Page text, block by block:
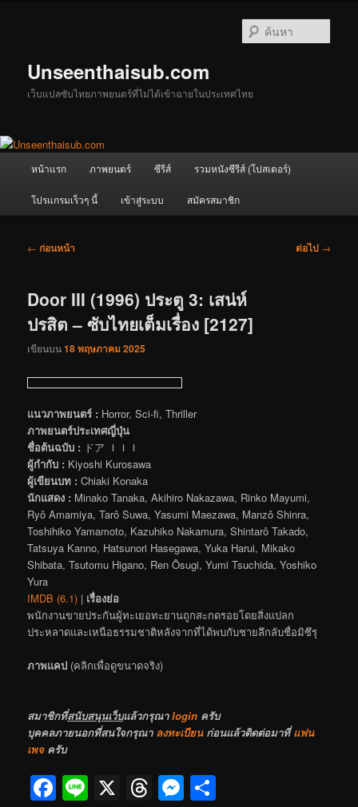
Unseenthaisub.com
เว็บแปลซับไทยภาพยนตร์ที่ไม่ได้เข้าฉายในประเทศไทย
หน้าแรก ภาพยนตร์ ซีรีส์ รวมหนังซีรีส์ (โปสเตอร์)
โปรแกรมเร็วๆ นี้ เข้าสู่ระบบ สมัครสมาชิก
เมนู
← ก่อนหน้า ต่อไป →
Door III (1996) ประตู 3: เสน่ห์
ปรสิต – ซับไทยเต็มเรื่อง [2127]
เขียนบน18 พฤษภาคม 2025
แนวภาพยนตร์ : Horror, Sci-fi, Thriller
ภาพยนตร์ประเทศญี่ปุ่น
ชื่อต้นฉบับ : ドア ＩＩＩ
ผู้กำกับ : Kiyoshi Kurosawa
ผู้เขียนบท : Chiaki Konaka
นักแสดง : Minako Tanaka, Akihiro Nakazawa, Rinko Mayumi,
Ryô Amamiya, Tarô Suwa, Yasumi Maezawa, Manzô Shinra,
Toshihiko Yamamoto, Kazuhiko Nakamura, Shintarô Takado,
Tatsuya Kanno, Hatsunori Hasegawa, Yuka Harui, Mikako
Shibata, Tsutomu Higano, Ren Ôsugi, Yumi Tsuchida, Yoshiko
Yura
IMDB (6.1) | เรื่องย่อ
พนักงานขายประกันผู้ทะเยอทะยานถูกสะกดรอยโดยสิ่งแปลก
ประหลาดและเหนือธรรมชาติหลังจากที่ได้พบกับชายลึกลับชื่อมิซึรุ
ภาพแคป (คลิกเพื่อดูขนาดจริง)
สมาชิกที่สนับสนุนเว็บแล้วกรุณาlogin ครับ
บุคคลภายนอกที่สนใจกรุณา ลงทะเบียนก่อนแล้วติดต่อมาที่แฟน
เพจครับ
Facebook
Line
X Threads
Messenger